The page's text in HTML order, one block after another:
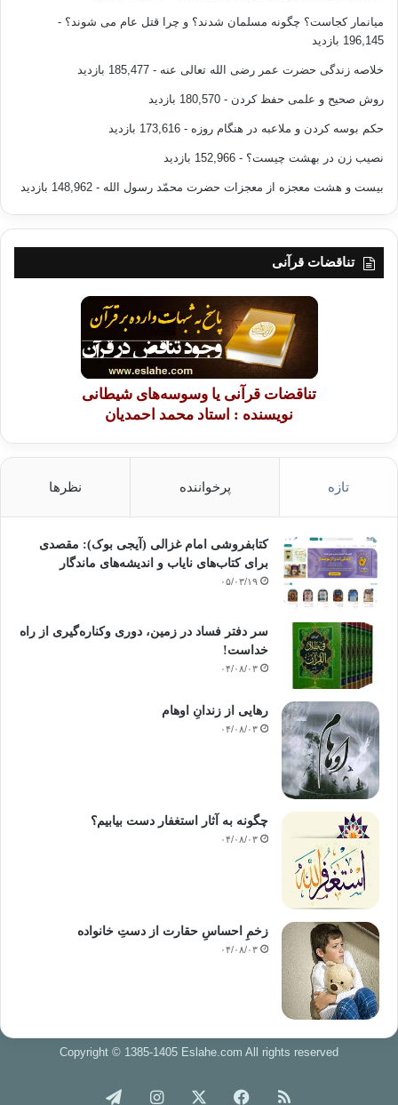
میانمار کجاست؟ چگونه مسلمان شدند؟ و چرا قتل عام می شوند؟ -
196,145 بازدید
خلاصه زندگی حضرت عمر رضی الله تعالی عنه - 185,477 بازدید
روش صحیح و علمی حفظ کردن - 180,570 بازدید
حکم بوسه کردن و ملاعبه در هنگام روزه - 173,616 بازدید
نصیب زن در بهشت چیست؟ - 152,966 بازدید
بیست و هشت معجزه از معجزات حضرت محمّد رسول الله - 148,962 بازدید
تناقضات قرآنی
تناقضات قرآنی یا وسوسه‌های شیطانی
نویسنده : استاد محمد احمدیان
تازه پرخواننده نظرها
کتابفروشی امام غزالی (آیجی بوک): مقصدی
برای کتاب‌های نایاب و اندیشه‌های ماندگار
۰۵/۰۳/۱۹
سر دفتر فساد در زمین‌، دوری وکناره‌گیری از راه
خداست‌!
۰۴/۰۸/۰۳
رهایی از زندانِ اوهام
۰۴/۰۸/۰۳
چگونه به آثار استغفار دست بیابیم؟
۰۴/۰۸/۰۳
زخمِ احساسِ حقارت از دستِ خانواده
۰۴/۰۸/۰۳
Copyright © 1385-1405 Eslahe.com All rights reserved
خوراک فیس اینستاگرام